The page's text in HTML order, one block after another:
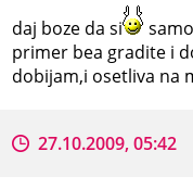
daj boze da si
primer bea gradite i
dobijam,i osetliva na
27.10.2009, 05:42